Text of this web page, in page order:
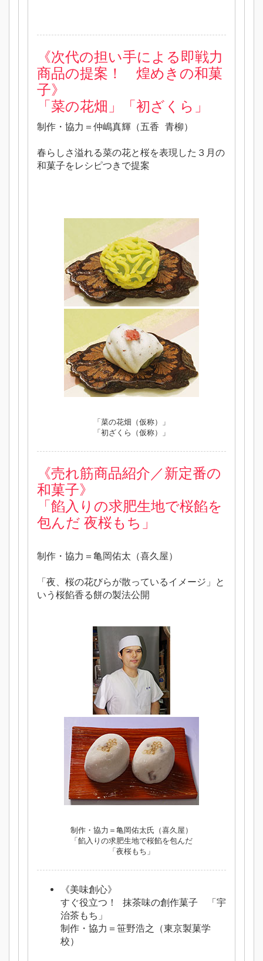
《次代の担い手による即戦力
商品の提案！ 煌めきの和菓
子》
「菜の花畑」「初ざくら」
制作・協力＝仲嶋真輝（五香 青柳）
春らしさ溢れる菜の花と桜を表現した３月の
和菓子をレシピつきで提案
「菜の花畑（仮称）」
「初ざくら（仮称）」
《売れ筋商品紹介／新定番の
和菓子》
「餡入りの求肥生地で桜餡を
包んだ 夜桜もち」
制作・協力＝亀岡佑太（喜久屋）
「夜、桜の花びらが散っているイメージ」と
いう桜餡香る餅の製法公開
制作・協力＝亀岡佑太氏（喜久屋）
「餡入りの求肥生地で桜餡を包んだ
「夜桜もち」
《美味創心》
すぐ役立つ！ 抹茶味の創作菓子 「宇
治茶もち」
制作・協力＝笹野浩之（東京製菓学
校）